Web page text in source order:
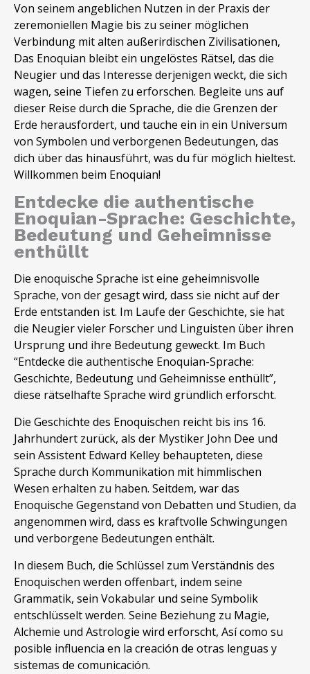
Von seinem angeblichen Nutzen in der Praxis der
zeremoniellen Magie bis zu seiner möglichen
Verbindung mit alten außerirdischen Zivilisationen,
Das Enoquian bleibt ein ungelöstes Rätsel, das die
Neugier und das Interesse derjenigen weckt, die sich
wagen, seine Tiefen zu erforschen. Begleite uns auf
dieser Reise durch die Sprache, die die Grenzen der
Erde herausfordert, und tauche ein in ein Universum
von Symbolen und verborgenen Bedeutungen, das
dich über das hinausführt, was du für möglich hieltest.
Willkommen beim Enoquian!
Entdecke die authentische
Enoquian-Sprache: Geschichte,
Bedeutung und Geheimnisse
enthüllt
Die enoquische Sprache ist eine geheimnisvolle
Sprache, von der gesagt wird, dass sie nicht auf der
Erde entstanden ist. Im Laufe der Geschichte, sie hat
die Neugier vieler Forscher und Linguisten über ihren
Ursprung und ihre Bedeutung geweckt. Im Buch
“Entdecke die authentische Enoquian-Sprache:
Geschichte, Bedeutung und Geheimnisse enthüllt”,
diese rätselhafte Sprache wird gründlich erforscht.
Die Geschichte des Enoquischen reicht bis ins 16.
Jahrhundert zurück, als der Mystiker John Dee und
sein Assistent Edward Kelley behaupteten, diese
Sprache durch Kommunikation mit himmlischen
Wesen erhalten zu haben. Seitdem, war das
Enoquische Gegenstand von Debatten und Studien, da
angenommen wird, dass es kraftvolle Schwingungen
und verborgene Bedeutungen enthält.
In diesem Buch, die Schlüssel zum Verständnis des
Enoquischen werden offenbart, indem seine
Grammatik, sein Vokabular und seine Symbolik
entschlüsselt werden. Seine Beziehung zu Magie,
Alchemie und Astrologie wird erforscht, Así como su
posible influencia en la creación de otras lenguas y
sistemas de comunicación.